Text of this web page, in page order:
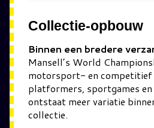
Collectie-opbouw
Binnen een bredere
Mansell’s World
motorsport- en competitief
platformers, sportgames en
ontstaat meer variatie
collectie.